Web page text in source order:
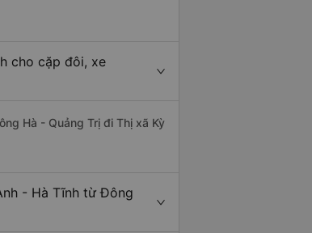
cho cặp đôi, xe
Hà - Quảng Trị đi Thị xã Kỳ
- Hà Tĩnh từ Đông